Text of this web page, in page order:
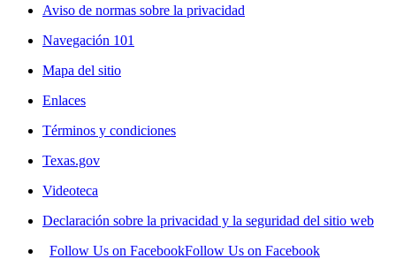
Aviso de normas sobre la privacidad
Navegación 101
Mapa del sitio
Enlaces
Términos y condiciones
Texas.gov
Videoteca
Declaración sobre la privacidad y la seguridad del sitio web
Follow Us on FacebookFollow Us on Facebook